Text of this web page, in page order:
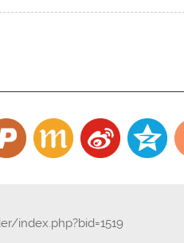
index.php?bid=1519